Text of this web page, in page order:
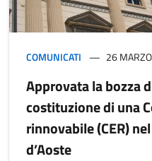
COMUNICATI 26
Approvata la bozza
costituzione di una
rinnovabile (CER)
d’Aoste